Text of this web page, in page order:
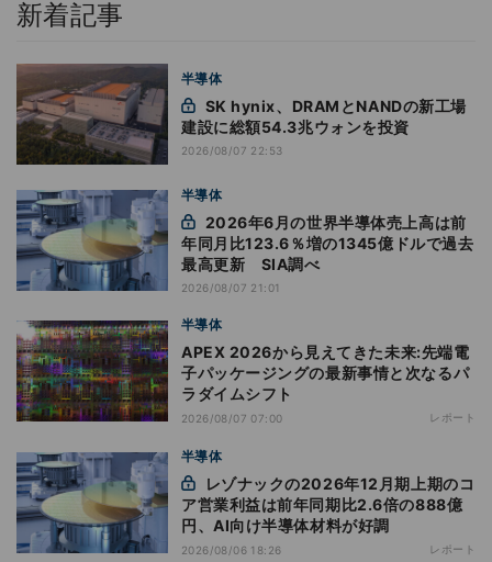
新着記事
半導体
建設に総額54.3兆ウォンを投資
2026/08/07 22:53
半導体
年同月比123.6％増の1345億ドルで過去
最高更新 SIA調べ
2026/08/07 21:01
半導体
APEX 2026から見えてきた未来:先端電
子パッケージングの最新事情と次なるパ
ラダイムシフト
2026/08/07 07:00 レポート
半導体
ア営業利益は前年同期比2.6倍の888億
円、AI向け半導体材料が好調
2026/08/06 18:26 レポート